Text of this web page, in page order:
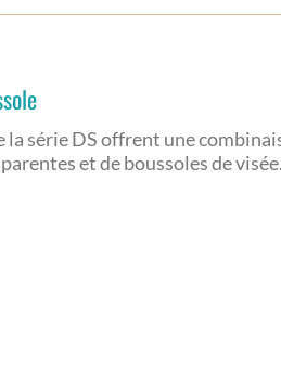
la série DS offrent une
et de boussoles de